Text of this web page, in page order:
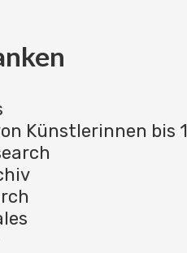
Künstlerinnen bis